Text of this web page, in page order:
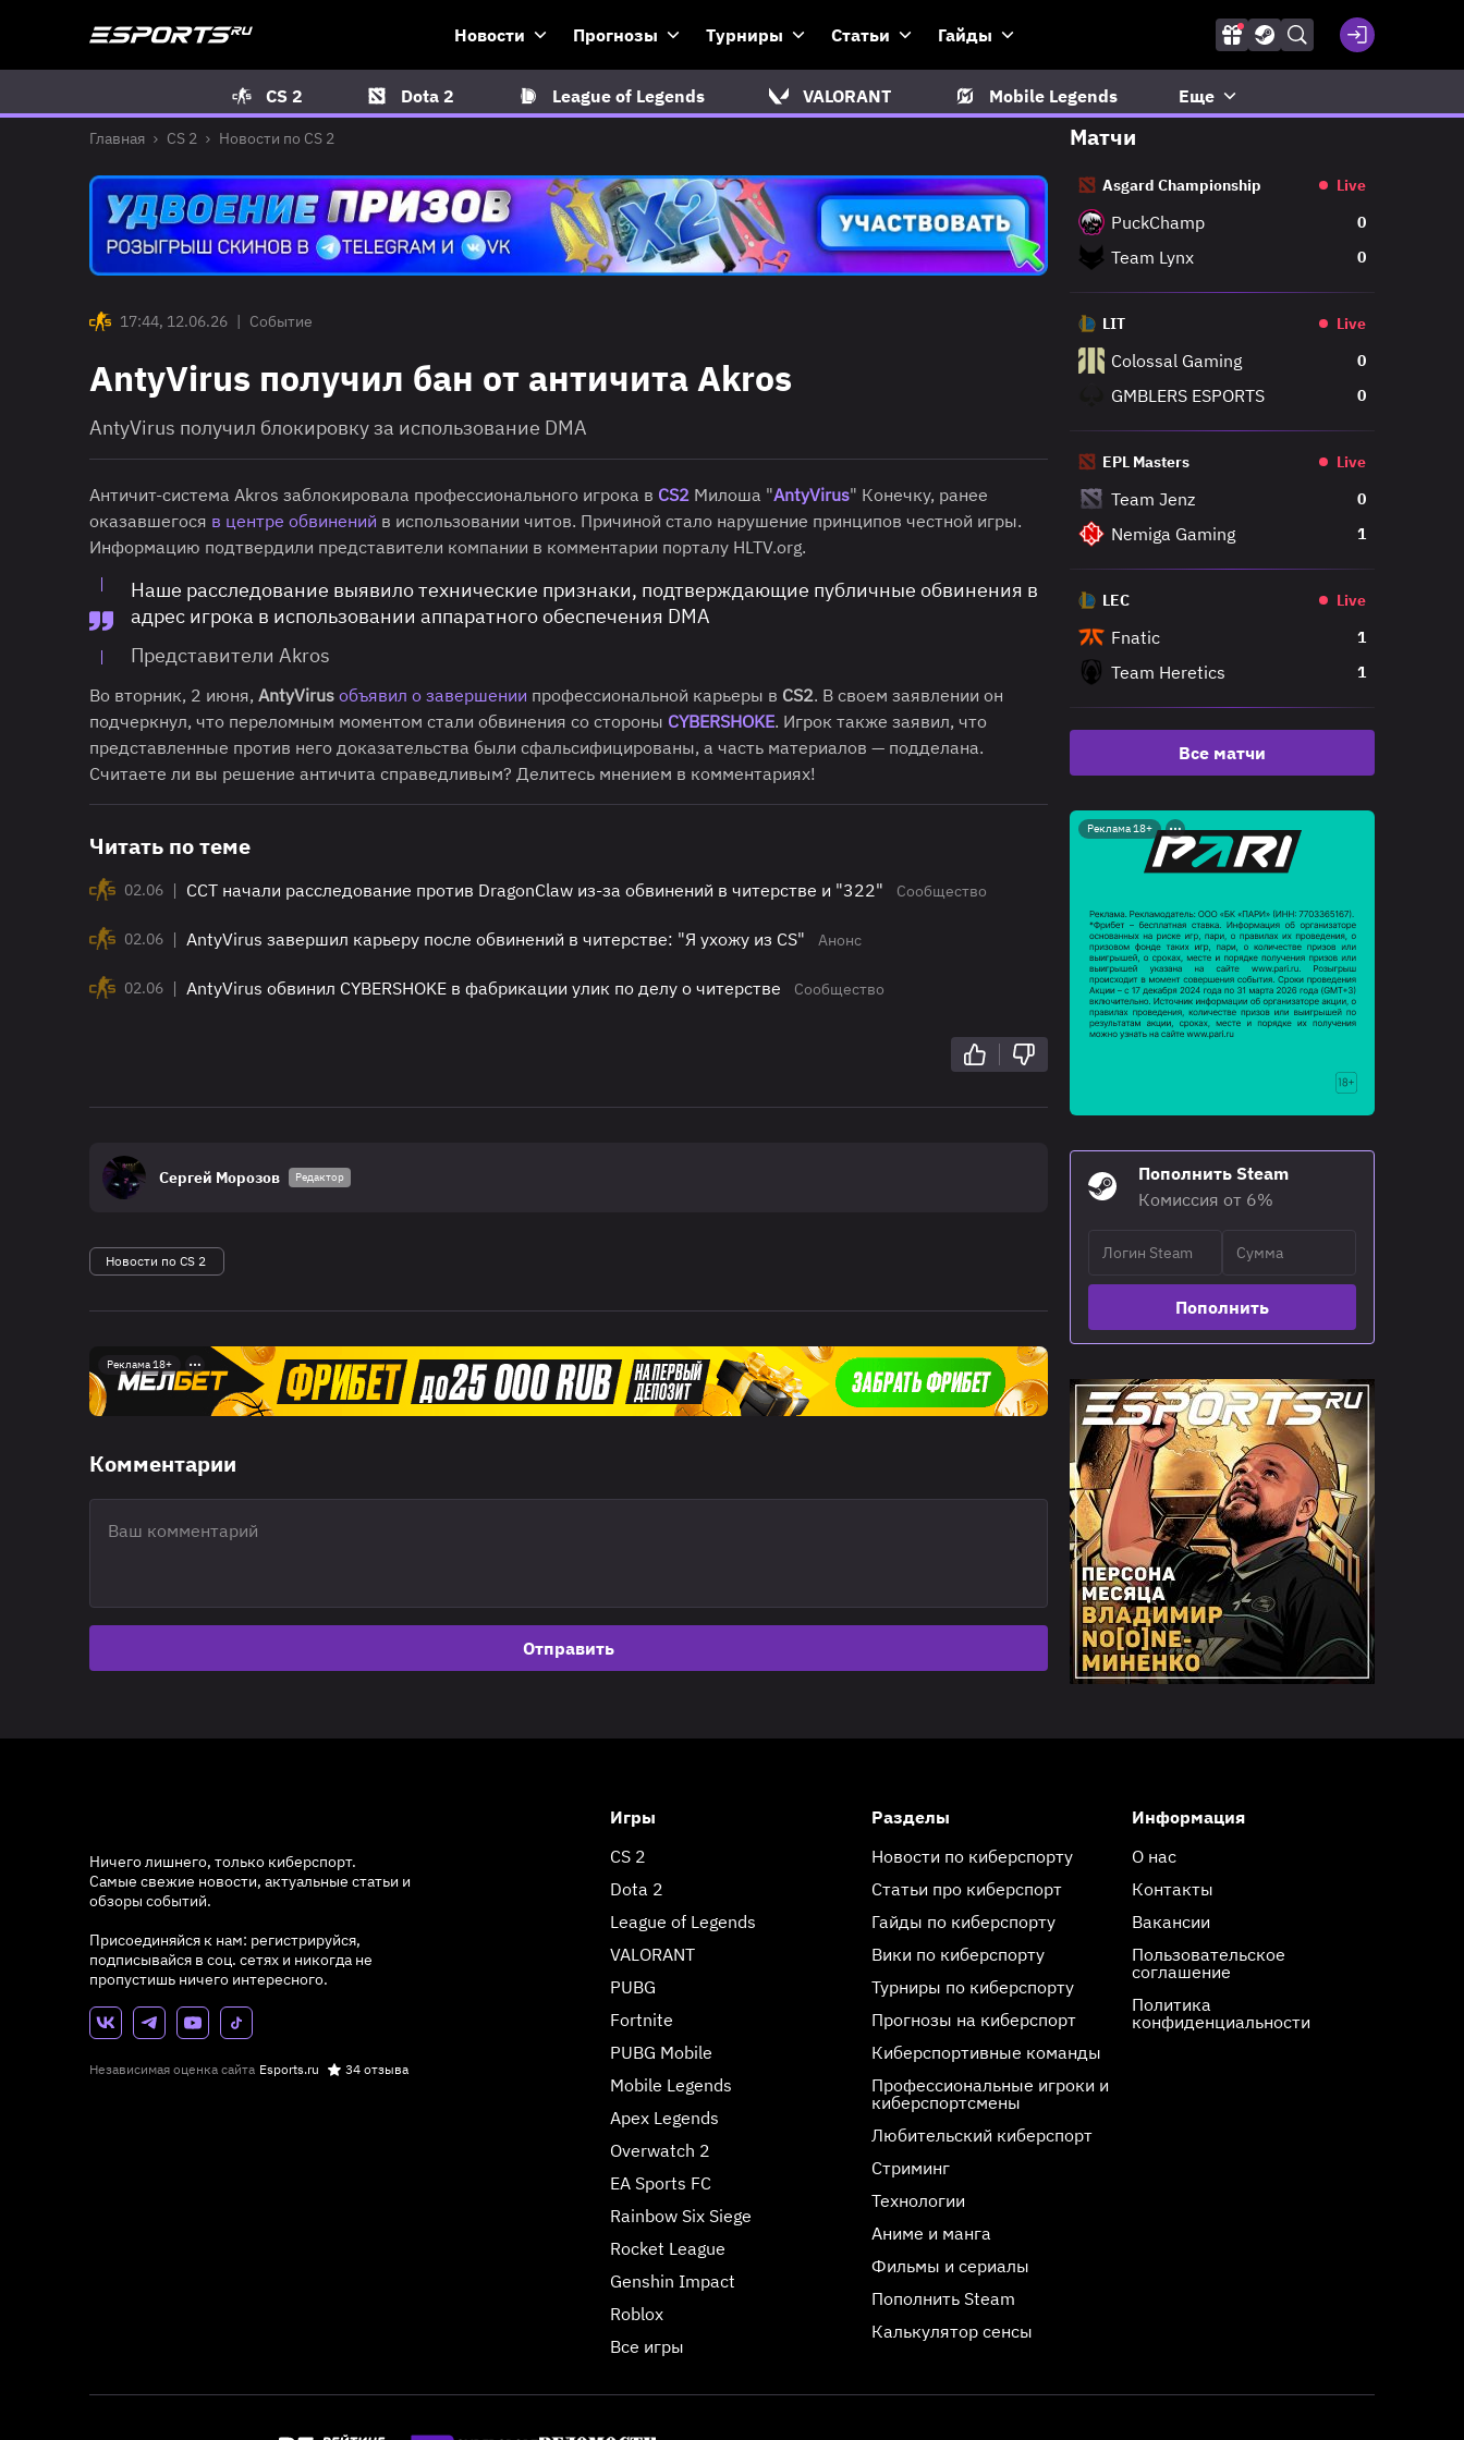
Новости Прогнозы Турниры Статьи Гайды
CS 2 Dota 2 League of Legends VALORANT Mobile Legends Еще
Главная CS 2 Новости по CS 2
17:44, 12.06.26 | Событие
AntyVirus получил бан от античита Akros
AntyVirus получил блокировку за использование DMA
Античит-система Akros заблокировала профессионального игрока в CS2 Милоша "AntyVirus" Конечку, ранее
оказавшегося в центре обвинений в использовании читов. Причиной стало нарушение принципов честной игры.
Информацию подтвердили представители компании в комментарии порталу HLTV.org.
Наше расследование выявило технические признаки, подтверждающие публичные обвинения в
адрес игрока в использовании аппаратного обеспечения DMA
Представители Akros
Во вторник, 2 июня, AntyVirus объявил о завершении профессиональной карьеры в CS2. В своем заявлении он
подчеркнул, что переломным моментом стали обвинения со стороны CYBERSHOKE. Игрок также заявил, что
представленные против него доказательства были сфальсифицированы, а часть материалов — подделана.
Считаете ли вы решение античита справедливым? Делитесь мнением в комментариях!
Читать по теме
02.06 | CCT начали расследование против DragonClaw из-за обвинений в читерстве и "322" Сообщество
02.06 | AntyVirus завершил карьеру после обвинений в читерстве: "Я ухожу из CS" Анонс
02.06 | AntyVirus обвинил CYBERSHOKE в фабрикации улик по делу о читерстве Сообщество
Сергей Морозов Редактор
Новости по CS 2
Реклама 18+
Комментарии
Отправить
Матчи
Asgard Championship Live
PuckChamp 0
Team Lynx 0
LIT Live
Colossal Gaming 0
GMBLERS ESPORTS 0
EPL Masters Live
Team Jenz 0
Nemiga Gaming 1
LEC Live
Fnatic 1
Team Heretics 1
Все матчи
Реклама 18+
Пополнить Steam
Комиссия от 6%
Пополнить
Ничего лишнего, только киберспорт.
Самые свежие новости, актуальные статьи и
обзоры событий.
Присоединяйся к нам: регистрируйся,
подписывайся в соц. сетях и никогда не
пропустишь ничего интересного.
Независимая оценка сайта Esports.ru 34 отзыва
Игры
CS 2
Dota 2
League of Legends
VALORANT
PUBG
Fortnite
PUBG Mobile
Mobile Legends
Apex Legends
Overwatch 2
EA Sports FC
Rainbow Six Siege
Rocket League
Genshin Impact
Roblox
Все игры
Разделы
Новости по киберспорту
Статьи про киберспорт
Гайды по киберспорту
Вики по киберспорту
Турниры по киберспорту
Прогнозы на киберспорт
Киберспортивные команды
Профессиональные игроки и
киберспортсмены
Любительский киберспорт
Стриминг
Технологии
Аниме и манга
Фильмы и сериалы
Пополнить Steam
Калькулятор сенсы
Информация
О нас
Контакты
Вакансии
Пользовательское
соглашение
Политика
конфиденциальности